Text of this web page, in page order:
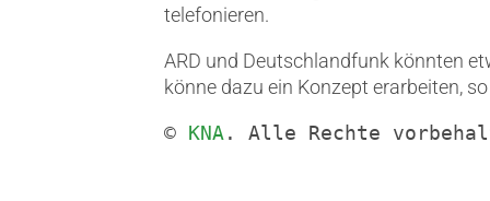
telefonieren.
ARD und Deutschlandfunk könnten
könne dazu ein Konzept erarbeiten,
© KNA . Alle Rechte